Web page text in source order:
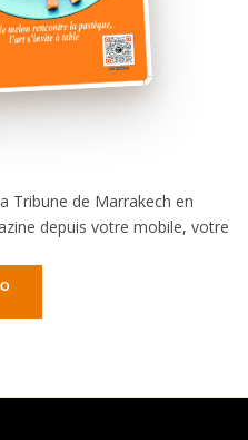
Tribune de Marrakech en
depuis votre mobile, votre